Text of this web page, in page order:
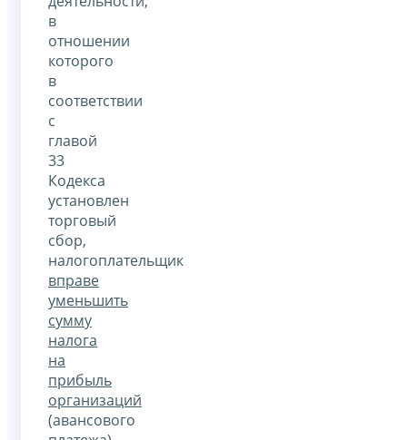
в
отношении
которого
в
соответствии
с
главой
33
Кодекса
установлен
торговый
сбор,
налогоплательщик
вправе
уменьшить
сумму
налога
на
прибыль
организаций
(авансового